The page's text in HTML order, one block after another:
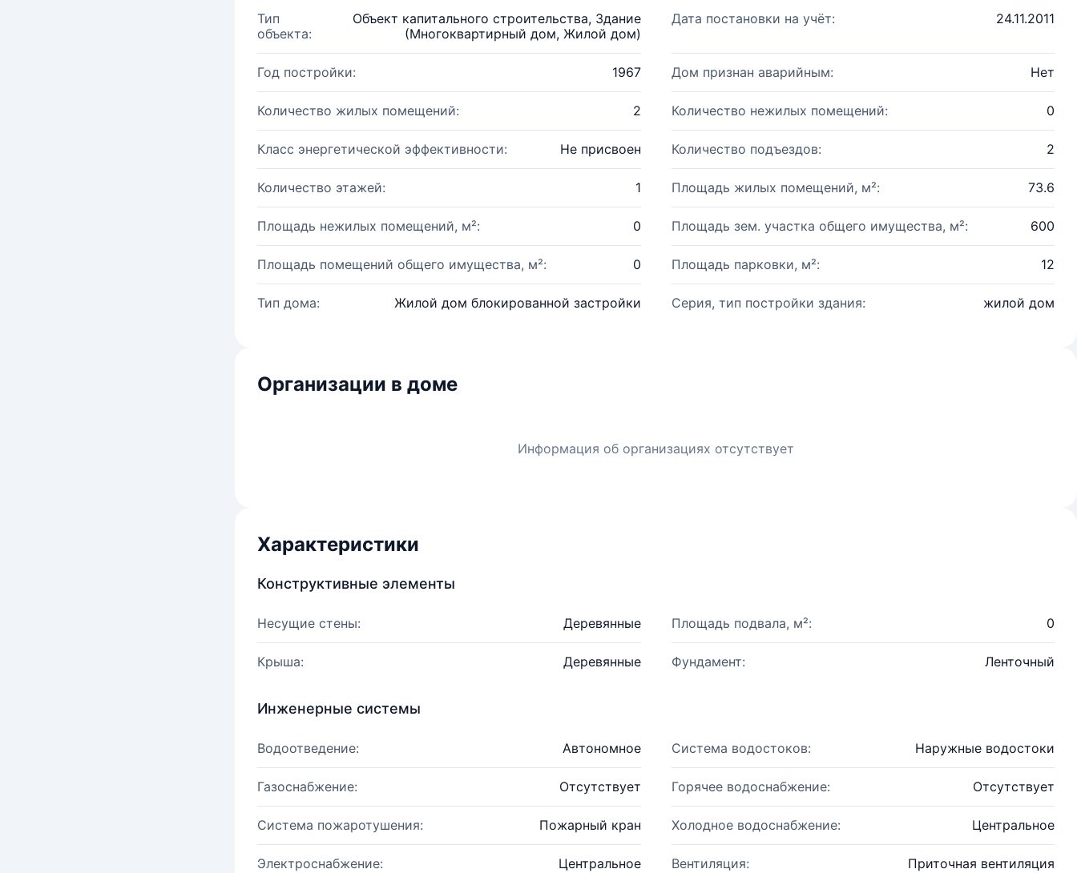
Тип
объекта:
Объект капитального строительства, Здание
(Многоквартирный дом, Жилой дом)
Дата постановки на учёт: 24.11.2011
Год постройки: 1967 Дом признан аварийным: Нет
Количество жилых помещений: 2 Количество нежилых помещений: 0
Класс энергетической эффективности: Не присвоен Количество подъездов: 2
Количество этажей: 1 Площадь жилых помещений, м²: 73.6
Площадь нежилых помещений, м²: 0 Площадь зем. участка общего имущества, м²: 600
Площадь помещений общего имущества, м²: 0 Площадь парковки, м²: 12
Тип дома: Жилой дом блокированной застройки Серия, тип постройки здания: жилой дом
Организации в доме
Информация об организациях отсутствует
Характеристики
Конструктивные элементы
Несущие стены: Деревянные Площадь подвала, м²: 0
Крыша: Деревянные Фундамент: Ленточный
Инженерные системы
Водоотведение: Автономное Система водостоков: Наружные водостоки
Газоснабжение: Отсутствует Горячее водоснабжение: Отсутствует
Система пожаротушения: Пожарный кран Холодное водоснабжение: Центральное
Электроснабжение: Центральное Вентиляция: Приточная вентиляция